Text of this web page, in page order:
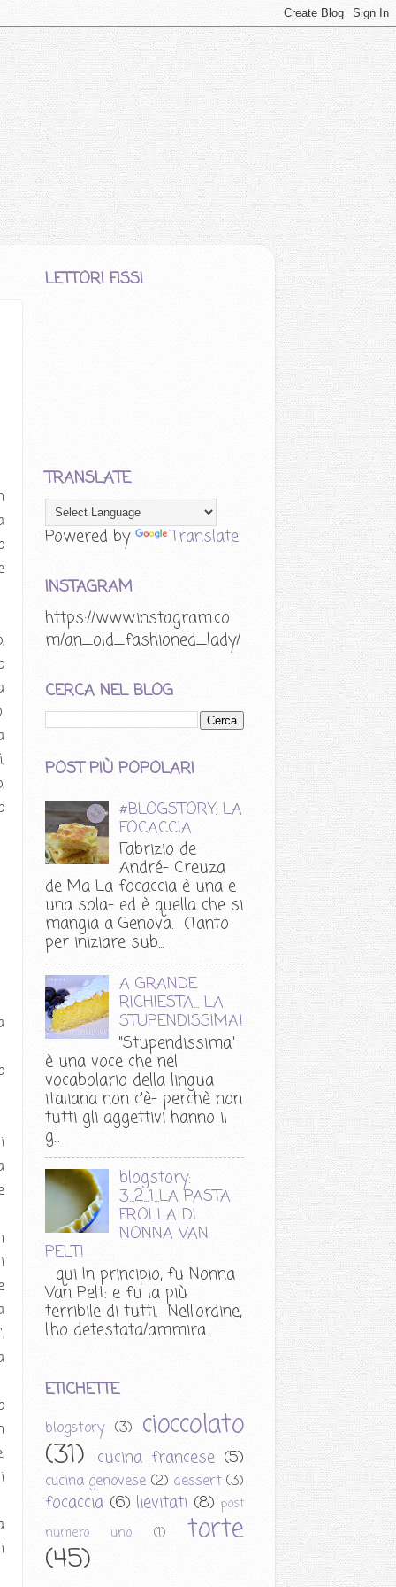
LETTORI FISSI
TRANSLATE
Powered by Translate
INSTAGRAM
https://www.instagram.co
m/an_old_fashioned_lady/
CERCA NEL BLOG
POST PIÙ POPOLARI
#BLOGSTORY: LA
FOCACCIA
Fabrizio de
André- Creuza
de Ma La focaccia è una e
una sola- ed è quella che si
mangia a Genova. (Tanto
per iniziare sub...
A GRANDE
RICHIESTA... LA
STUPENDISSIMA!
"Stupendissima"
è una voce che nel
vocabolario della lingua
italiana non c'è- perchè non
tutti gli aggettivi hanno il
g...
blogstory:
3...2...1...LA PASTA
FROLLA DI
NONNA VAN
PELT!
qui In principio, fu Nonna
Van Pelt: e fu la più
terribile di tutti. Nell'ordine,
l'ho detestata/ammira...
ETICHETTE
blogstory (3) cioccolato
(31) cucina francese (5)
cucina genovese (2) dessert (3)
focaccia (6) lievitati (8) post
numero uno
(1) torte
(45)